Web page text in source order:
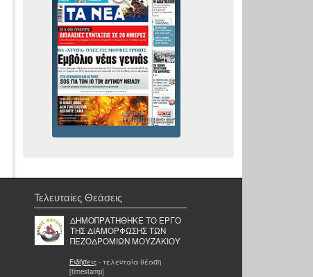
Τελευταίες Θεάσεις
ΔΗΜΟΠΡΑΤΗΘΗΚΕ ΤΟ ΕΡΓΟ
ΤΗΣ ΔΙΑΜΟΡΦΩΣΗΣ ΤΩΝ
ΠΕΖΟΔΡΟΜΙΩΝ ΜΟΥΖΑΚΙΟΥ
Ειδήσεις - τελευταία θέαση
[timestamp]